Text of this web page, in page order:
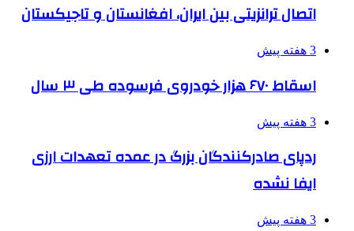
اتصال ترانزیتی بین ایران، افغانستان و تاجیکستان
3 هفته پیش
اسقاط ۶۷۰ هزار خودروی فرسوده طی ۳ سال
3 هفته پیش
ردپای صادرکنندگان بزرگ در عمده تعهدات ارزی
ایفا نشده
3 هفته پیش